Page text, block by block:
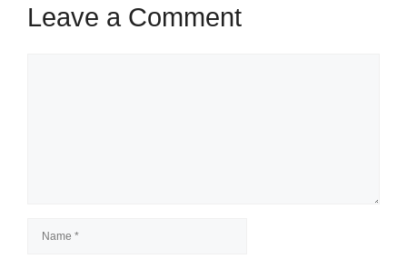
Leave a Comment